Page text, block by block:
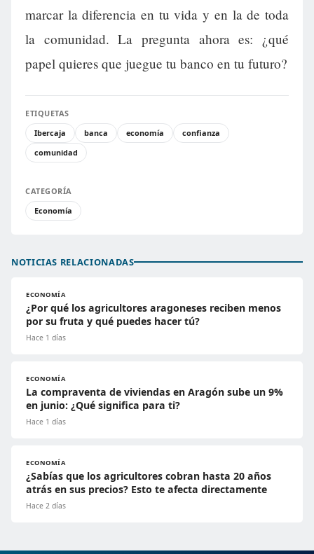
marcar la diferencia en tu vida y en la de toda
la comunidad. La pregunta ahora es: ¿qué
papel quieres que juegue tu banco en tu futuro?
ETIQUETAS
Ibercaja
banca economía
confianza
comunidad
CATEGORÍA
Economía
NOTICIAS RELACIONADAS
ECONOMÍA
¿Por qué los agricultores aragoneses reciben menos
por su fruta y qué puedes hacer tú?
Hace 1 días
ECONOMÍA
La compraventa de viviendas en Aragón sube un 9%
en junio: ¿Qué significa para ti?
Hace 1 días
ECONOMÍA
¿Sabías que los agricultores cobran hasta 20 años
atrás en sus precios? Esto te afecta directamente
Hace 2 días